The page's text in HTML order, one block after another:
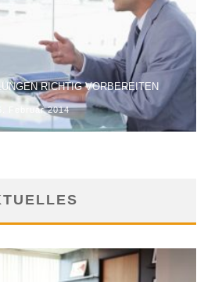
RICHTIG VORBEREITEN
Februar 2014